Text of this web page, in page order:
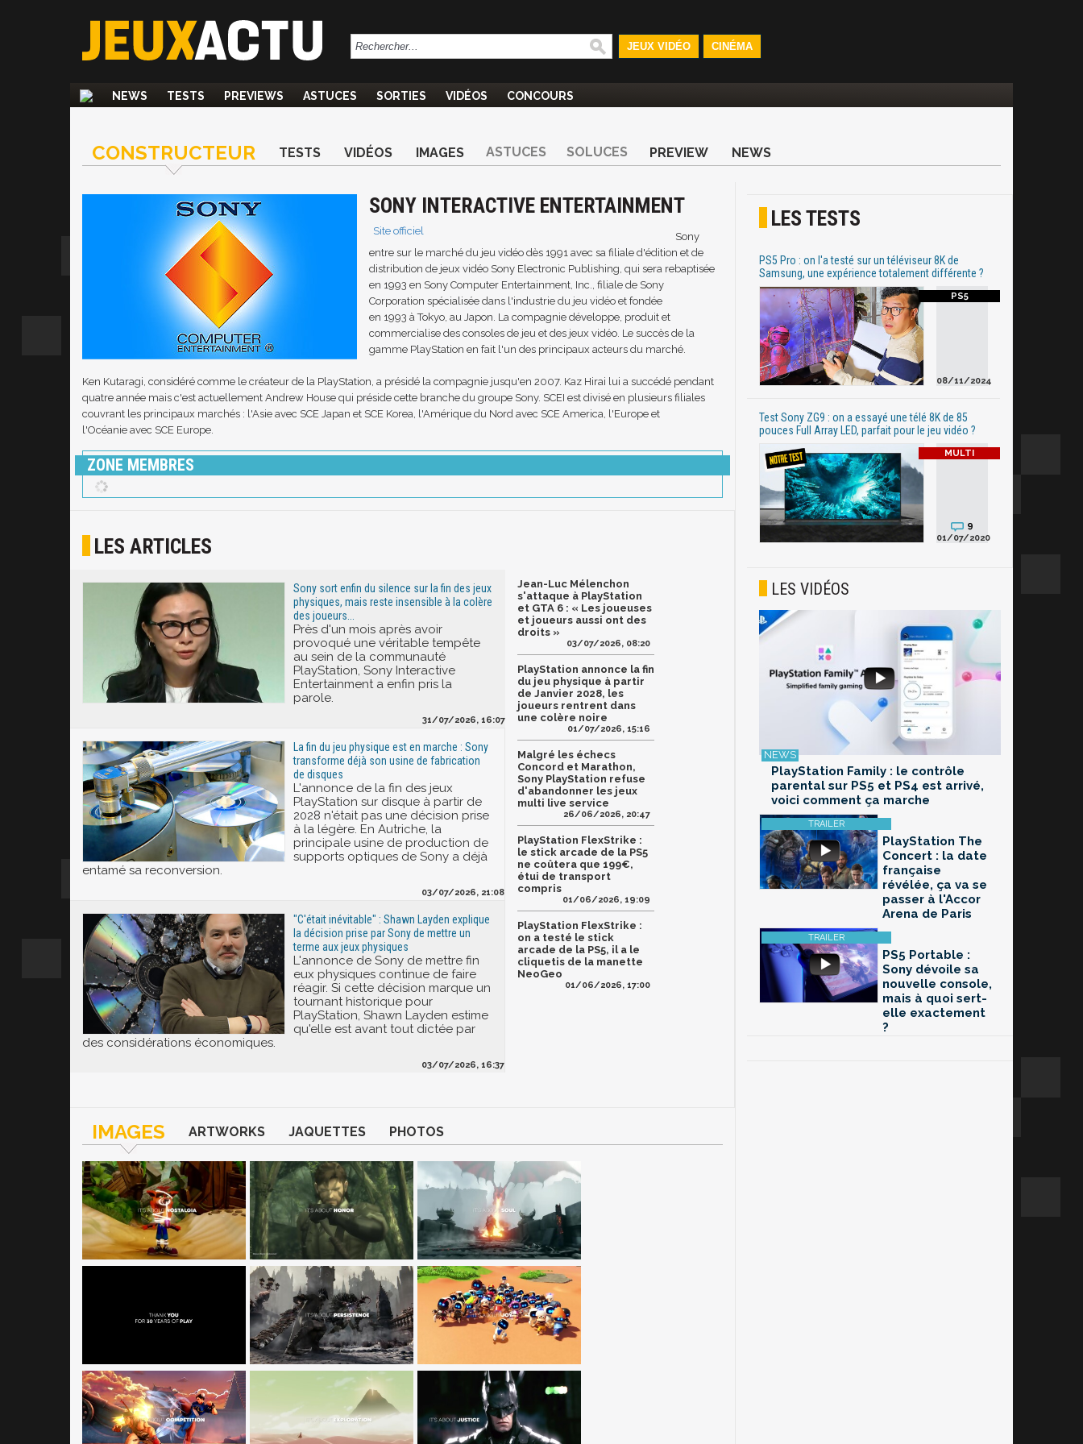
JEUX VIDÉO CINÉMA
NEWS TESTS PREVIEWS ASTUCES SORTIES VIDÉOS CONCOURS
CONSTRUCTEUR TESTS VIDÉOS IMAGES ASTUCES SOLUCES PREVIEW NEWS
SONY INTERACTIVE ENTERTAINMENT
Site officiel
Sony
entre sur le marché du jeu vidéo dès 1991 avec sa filiale d'édition et de
distribution de jeux vidéo Sony Electronic Publishing, qui sera rebaptisée
en 1993 en Sony Computer Entertainment, Inc., filiale de Sony
Corporation spécialisée dans l'industrie du jeu vidéo et fondée
en 1993 à Tokyo, au Japon. La compagnie développe, produit et
commercialise des consoles de jeu et des jeux vidéo. Le succès de la
gamme PlayStation en fait l'un des principaux acteurs du marché.
Ken Kutaragi, considéré comme le créateur de la PlayStation, a présidé la compagnie jusqu'en 2007. Kaz Hirai lui a succédé pendant
quatre année mais c'est actuellement Andrew House qui préside cette branche du groupe Sony. SCEI est divisé en plusieurs filiales
couvrant les principaux marchés : l'Asie avec SCE Japan et SCE Korea, l'Amérique du Nord avec SCE America, l'Europe et
l'Océanie avec SCE Europe.
ZONE MEMBRES
LES ARTICLES
Sony sort enfin du silence sur la fin des jeux
physiques, mais reste insensible à la colère
des joueurs...
Près d'un mois après avoir
provoqué une véritable tempête
au sein de la communauté
PlayStation, Sony Interactive
Entertainment a enfin pris la
parole.
31/07/2026, 16:07
La fin du jeu physique est en marche : Sony
transforme déjà son usine de fabrication
de disques
L'annonce de la fin des jeux
PlayStation sur disque à partir de
2028 n'était pas une décision prise
à la légère. En Autriche, la
principale usine de production de
supports optiques de Sony a déjà
entamé sa reconversion.
03/07/2026, 21:08
"C'était inévitable" : Shawn Layden explique
la décision prise par Sony de mettre un
terme aux jeux physiques
L'annonce de Sony de mettre fin
eux physiques continue de faire
réagir. Si cette décision marque un
tournant historique pour
PlayStation, Shawn Layden estime
qu'elle est avant tout dictée par
des considérations économiques.
03/07/2026, 16:37
Jean-Luc Mélenchon
s'attaque à PlayStation
et GTA 6 : « Les joueuses
et joueurs aussi ont des
droits »
03/07/2026, 08:20
PlayStation annonce la fin
du jeu physique à partir
de Janvier 2028, les
joueurs rentrent dans
une colère noire
01/07/2026, 15:16
Malgré les échecs
Concord et Marathon,
Sony PlayStation refuse
d'abandonner les jeux
multi live service
26/06/2026, 20:47
PlayStation FlexStrike :
le stick arcade de la PS5
ne coûtera que 199€,
étui de transport
compris
01/06/2026, 19:09
PlayStation FlexStrike :
on a testé le stick
arcade de la PS5, il a le
cliquetis de la manette
NeoGeo
01/06/2026, 17:00
IMAGES ARTWORKS JAQUETTES PHOTOS
LES TESTS
PS5 Pro : on l'a testé sur un téléviseur 8K de
Samsung, une expérience totalement différente ?
08/11/2024
Test Sony ZG9 : on a essayé une télé 8K de 85
pouces Full Array LED, parfait pour le jeu vidéo ?
9
01/07/2020
LES VIDÉOS
PlayStation Family : le contrôle
parental sur PS5 et PS4 est arrivé,
voici comment ça marche
PlayStation The
Concert : la date
française
révélée, ça va se
passer à l'Accor
Arena de Paris
PS5 Portable :
Sony dévoile sa
nouvelle console,
mais à quoi sert-
elle exactement
?